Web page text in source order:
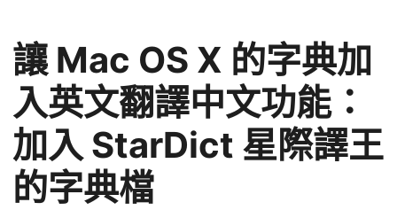
讓 Mac OS X 的字典加
入英文翻譯中文功能：
加入 StarDict 星際譯王
的字典檔